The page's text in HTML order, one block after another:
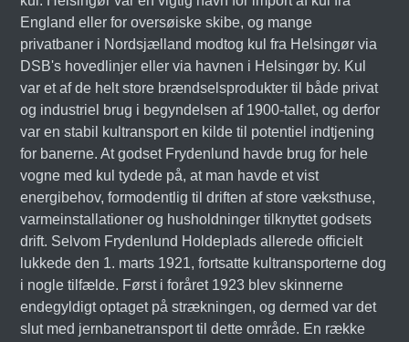
England eller for oversøiske skibe, og mange
privatbaner i Nordsjælland modtog kul fra Helsingør via
DSB's hovedlinjer eller via havnen i Helsingør by. Kul
var et af de helt store brændselsprodukter til både privat
og industriel brug i begyndelsen af 1900-tallet, og derfor
var en stabil kultransport en kilde til potentiel indtjening
for banerne. At godset Frydenlund havde brug for hele
vogne med kul tydede på, at man havde et vist
energibehov, formodentlig til driften af store væksthuse,
varmeinstallationer og husholdninger tilknyttet godsets
drift. Selvom Frydenlund Holdeplads allerede officielt
lukkede den 1. marts 1921, fortsatte kultransporterne dog
i nogle tilfælde. Først i foråret 1923 blev skinnerne
endegyldigt optaget på strækningen, og dermed var det
slut med jernbanetransport til dette område. En række